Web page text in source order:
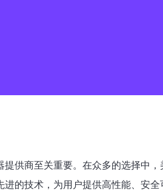
供商至关重要。在众多的选择中，
的技术，为用户提供高性能、安全